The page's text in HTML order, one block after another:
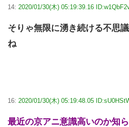
14: 2020/01/30(木) 05:19:39.16
そりゃ無限に湧き続ける不思
ね
16: 2020/01/30(木) 05:19:48.05
最近の京アニ意識高いのか知